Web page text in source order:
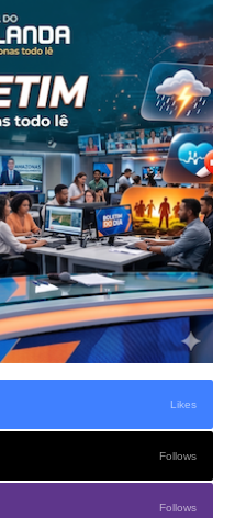
Likes
Follows
Follows